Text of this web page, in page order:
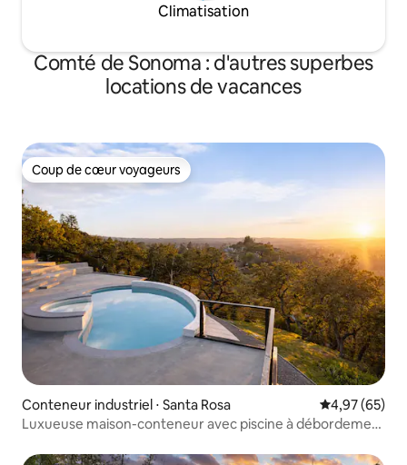
Climatisation
Comté de Sonoma : d'autres superbes
locations de vacances
Coup de cœur voyageurs
Coup de cœur voyageurs
Conteneur industriel ⋅ Santa Rosa Évaluation
4,97 (65)
Luxueuse maison-conteneur avec piscine à débordement